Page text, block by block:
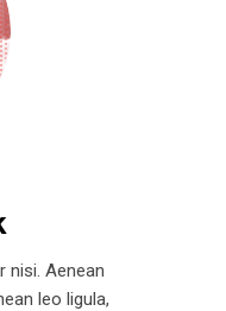
nisi. Aenean
leo ligula,